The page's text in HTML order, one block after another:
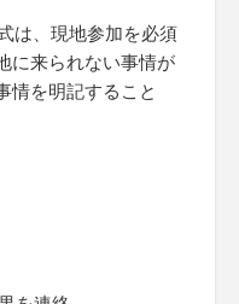
は、現地参加を必須
に来られない事情が
情を明記すること